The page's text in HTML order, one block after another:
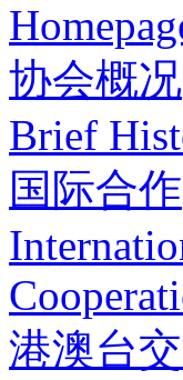
协会概况
Brief
国际合作
港澳台